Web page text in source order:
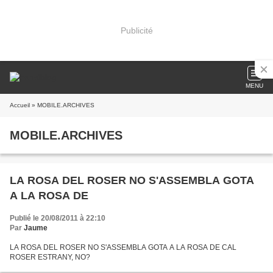
Publicité
MENU
Accueil » MOBILE.ARCHIVES
MOBILE.ARCHIVES
LA ROSA DEL ROSER NO S'ASSEMBLA GOTA
A LA ROSA DE
Publié le 20/08/2011 à 22:10
Par Jaume
LA ROSA DEL ROSER NO S'ASSEMBLA GOTA A LA ROSA DE CAL
ROSER ESTRANY, NO?